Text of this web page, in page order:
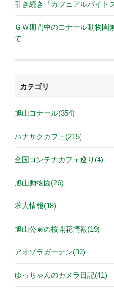
引き続き「カフェアルバイト
ＧＷ期間中のコナール動物園
て
カテゴリ
旭山コナール(354)
ハナサクカフェ(215)
全国コンテナカフェ巡り(4)
旭山動物園(26)
求人情報(18)
旭山公園の桜開花情報(19)
アオゾラガーデン(32)
ゆっちゃんのカメラ日記(41)